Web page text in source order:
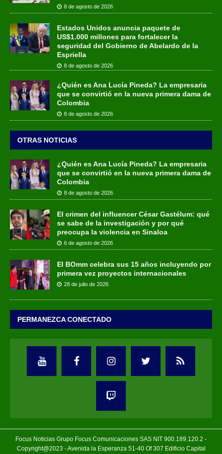
8 de agosto de 2026
Estados Unidos anuncia paquete de
US$1.000 millones para fortalecer la
seguridad del Gobierno de Abelardo de la
Espriella
8 de agosto de 2026
¿Quién es Ana Lucía Pineda? La empresaria
que se convirtió en la nueva primera dama de
Colombia
8 de agosto de 2026
OTRAS NOTICIAS
¿Quién es Ana Lucía Pineda? La empresaria
que se convirtió en la nueva primera dama de
Colombia
8 de agosto de 2026
El crimen del influencer César Gastélum: qué
se sabe de la investigación y por qué
preocupa la violencia en Sinaloa
6 de agosto de 2026
El BOmm celebra sus 15 años incluyendo por
primera vez proyectos internacionales
28 de julio de 2026
PERMANEZCA CONECTADO
Focus Noticias Grupo Focus Comunicaciones SAS NIT 900.189.120.2 -
Copyright@2023 - Avenida la Esperanza 51-40 Of 307 Edificio Capital